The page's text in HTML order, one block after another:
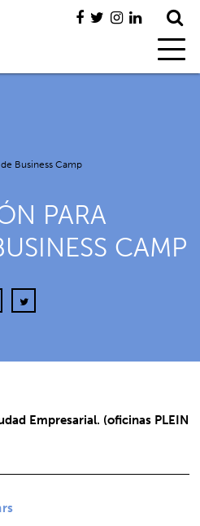
Business Camp
PARA
CAMP
Empresarial. (oficinas PLEIN